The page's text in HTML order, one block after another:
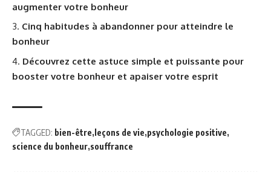
augmenter votre bonheur
Cinq habitudes à abandonner pour atteindre le
bonheur
Découvrez cette astuce simple et puissante pour
booster votre bonheur et apaiser votre esprit
TAGGED: bien-être leçons de vie psychologie positive
science du bonheur souffrance